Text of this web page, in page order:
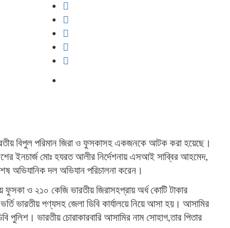
বিপুল পরিমান জিরা ও ফুসকাসহ একজনকে আটক করা হয়েছে।
ইনচার্জ মোঃ হযরত আলীর নির্দেশনায় এসআই সাব্বির আহমেদ,
দল অভিযান পরিচালনা করেন।
ফুসকা ও ২১০ কেজি ভারতীয় জিরাসহপ্রায় অর্ধ কোটি টাকার
পণ্যসহ জেলা ডিবি কার্যালয়ে নিয়ে আসা হয়। আসামির
পুলিশ। ভারতীয় চোরাকারবারি আসামির নাম সোহাগ,তার পিতার